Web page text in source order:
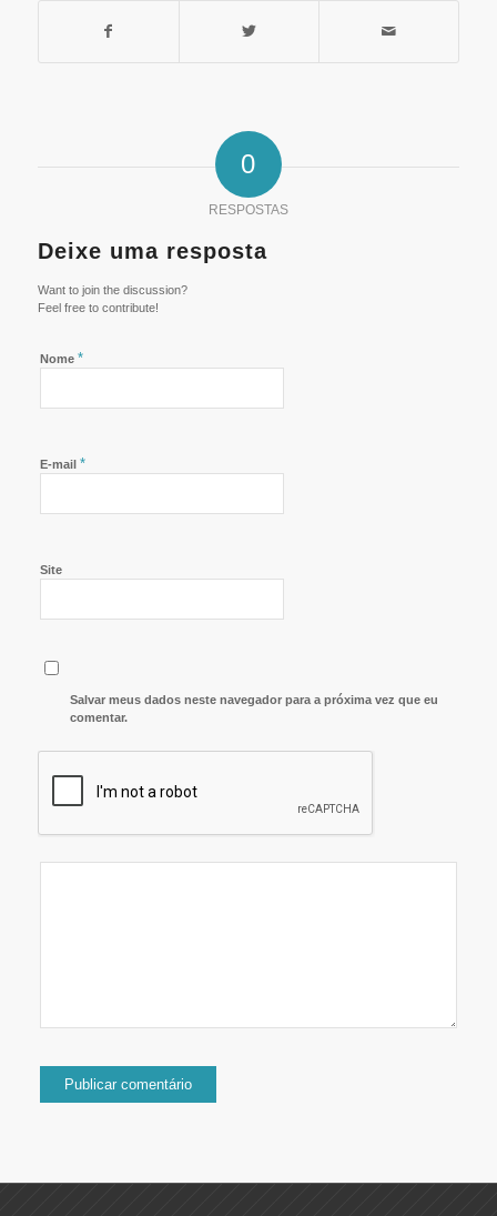
0
RESPOSTAS
Deixe uma resposta
Want to join the discussion?
Feel free to contribute!
Nome *
E-mail *
Site
Salvar meus dados neste navegador para a próxima vez que eu
comentar.